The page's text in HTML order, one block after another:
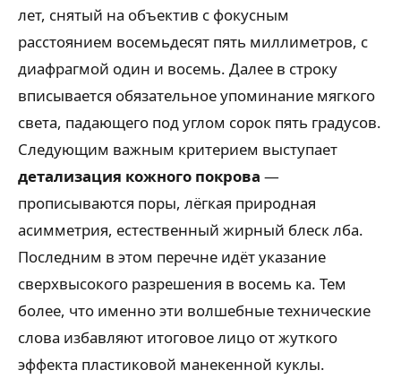
лет, снятый на объектив с фокусным
расстоянием восемьдесят пять миллиметров, с
диафрагмой один и восемь. Далее в строку
вписывается обязательное упоминание мягкого
света, падающего под углом сорок пять градусов.
Следующим важным критерием выступает
детализация кожного покрова —
прописываются поры, лёгкая природная
асимметрия, естественный жирный блеск лба.
Последним в этом перечне идёт указание
сверхвысокого разрешения в восемь ка. Тем
более, что именно эти волшебные технические
слова избавляют итоговое лицо от жуткого
эффекта пластиковой манекенной куклы.